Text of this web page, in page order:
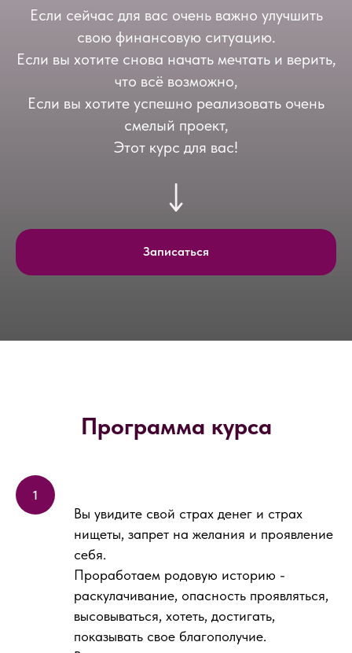
Если сейчас для вас очень важно улучшить
свою финансовую ситуацию.
Если вы хотите снова начать мечтать и верить,
что всё возможно,
Если вы хотите успешно реализовать очень
смелый проект,
Этот курс для вас!
Записаться
Программа курса
Вы увидите свой страх денег и страх
нищеты, запрет на желания и проявление
себя.
Проработаем родовую историю -
раскулачивание, опасность проявляться,
высовываться, хотеть, достигать,
показывать свое благополучие.